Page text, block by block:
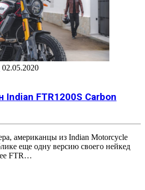
02.05.2020
Indian FTR1200S Carbon
американцы из Indian Motorcycle
еще одну версию своего нейкед
ее FTR…